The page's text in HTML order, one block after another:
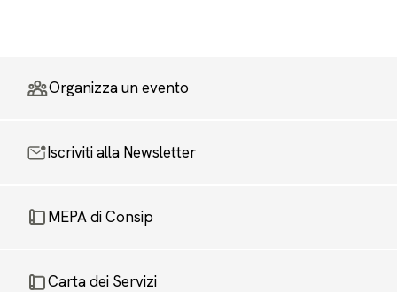
Organizza un evento
Iscriviti alla Newsletter
MEPA di Consip
Carta dei Servizi